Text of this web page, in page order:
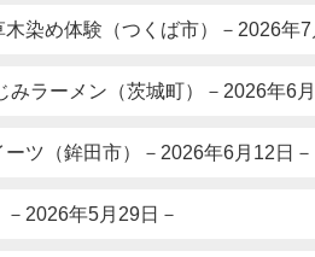
染め体験（つくば市）－2026年7
みラーメン（茨城町）－2026年6
ツ（鉾田市）－2026年6月12日－
2026年5月29日－